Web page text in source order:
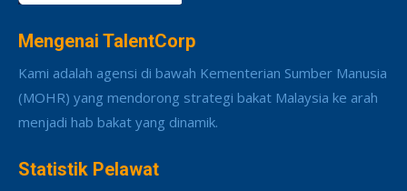
Mengenai TalentCorp
Kami adalah agensi di bawah Kementerian Sumber Manusia
(MOHR) yang mendorong strategi bakat Malaysia ke arah
menjadi hab bakat yang dinamik.
Statistik Pelawat